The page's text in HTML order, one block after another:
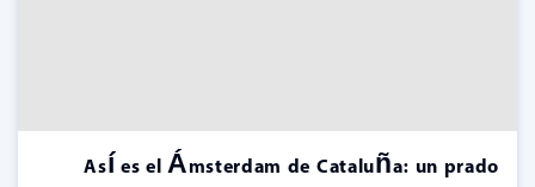
Así es el Ámsterdam de Cataluña: un prado